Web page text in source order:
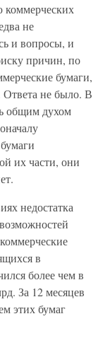
не
и вопросы, и
причин, по
бумаги,
Ответа не было. В
общим духом
их части, они
недостатка
в
более чем в
За 12 месяцев
этих бумаг